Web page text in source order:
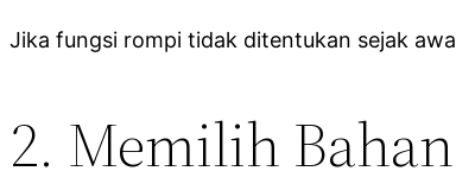
Jika fungsi rompi tidak ditentukan sejak
2. Memilih